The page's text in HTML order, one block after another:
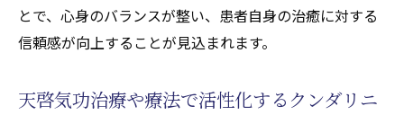
とで、心身のバランスが整い、患者自身の治癒に対する
信頼感が向上することが見込まれます。
天啓気功治療や療法で活性化するクンダリニ